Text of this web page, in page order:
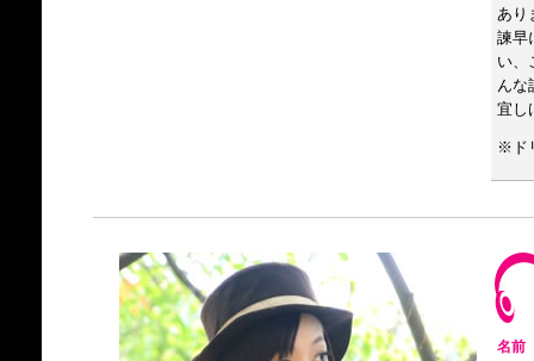
あり
諫早
い、
んな
宜し
※ド
名前